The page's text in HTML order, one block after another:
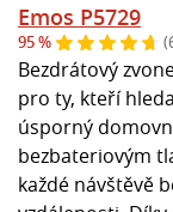
Emos P5729
95 %
Bezdrátový
pro ty, kteří
úsporný
bezbateriovým
každé návštěvě